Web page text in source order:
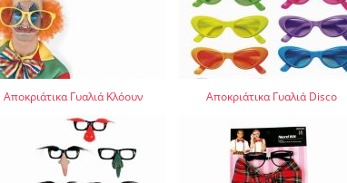
Αποκριάτικα Γυαλιά Κλόουν Αποκριάτικα Γυαλιά Disco